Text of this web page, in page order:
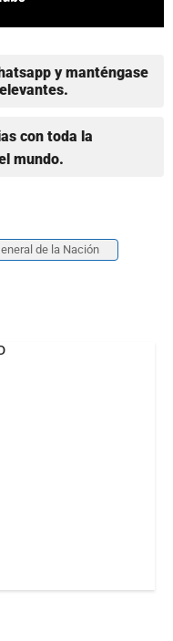
y manténgase
con toda la
mundo.
de la Nación